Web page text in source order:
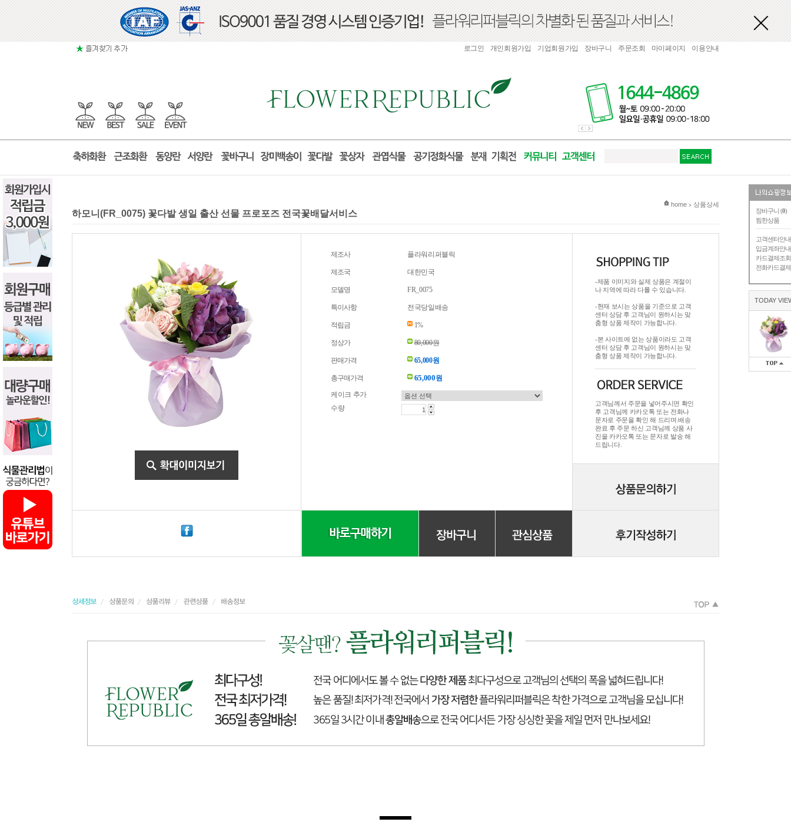
장바구니 (0)
찜한상품
고객센터안내
입금계좌안내
카드결제조회
전화카드결제
TODAY
로그인 개인회원가입 기업회원가입 장바구니 주문조회 마이페이지 이용안내
현재 위치
home > 상품상세
하모니(FR_0075) 꽃다발 생일 출산 선물 프로포즈 전국꽃배달서비스
제조사 플라워리퍼블릭
제조국 대한민국
모델명 FR_0075
특이사항 전국당일배송
적립금 1%
정상가 80,000원
판매가격 65,000원
총구매가격 65,000원
케이크 추가
수량
-제품 이미지와 실제 상품은 계절이
나 지역에 따라 다를 수 있습니다.
-현재 보시는 상품을 기준으로 고객
센터 상담 후 고객님이 원하시는 맞
춤형 상품 제작이 가능합니다.
-본 사이트에 없는 상품이라도 고객
센터 상담 후 고객님이 원하시는 맞
춤형 상품 제작이 가능합니다.
고객님께서 주문을 넣어주시면 확인
후 고객님께 카카오톡 또는 전화나
문자로 주문을 확인 해 드리며.배송
완료 후 주문 하신 고객님께 상품 사
진을 카카오톡 또는 문자로 발송 해
드립니다.